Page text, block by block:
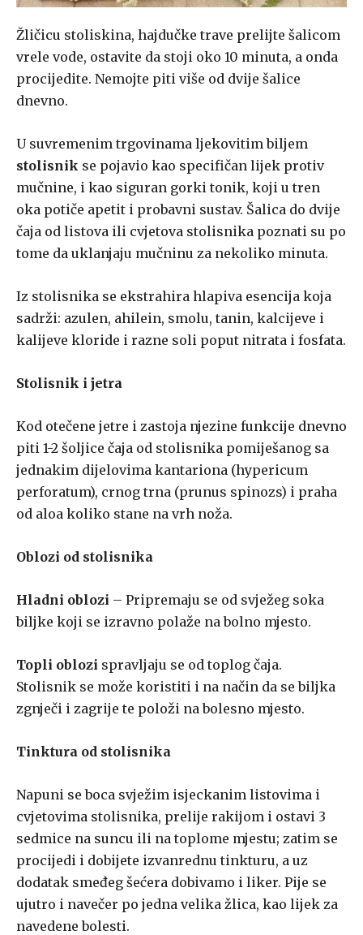
Žličicu stoliskina, hajdučke trave prelijte šalicom
vrele vode, ostavite da stoji oko 10 minuta, a onda
procijedite. Nemojte piti više od dvije šalice
dnevno.
U suvremenim trgovinama ljekovitim biljem
stolisnik se pojavio kao specifičan lijek protiv
mučnine, i kao siguran gorki tonik, koji u tren
oka potiče apetit i probavni sustav. Šalica do dvije
čaja od listova ili cvjetova stolisnika poznati su po
tome da uklanjaju mučninu za nekoliko minuta.
Iz stolisnika se ekstrahira hlapiva esencija koja
sadrži: azulen, ahilein, smolu, tanin, kalcijeve i
kalijeve kloride i razne soli poput nitrata i fosfata.
Stolisnik i jetra
Kod otečene jetre i zastoja njezine funkcije dnevno
piti 1-2 šoljice čaja od stolisnika pomiješanog sa
jednakim dijelovima kantariona (hypericum
perforatum), crnog trna (prunus spinozs) i praha
od aloa koliko stane na vrh noža.
Oblozi od stolisnika
Hladni oblozi – Pripremaju se od svježeg soka
biljke koji se izravno polaže na bolno mjesto.
Topli oblozi spravljaju se od toplog čaja.
Stolisnik se može koristiti i na način da se biljka
zgnječi i zagrije te položi na bolesno mjesto.
Tinktura od stolisnika
Napuni se boca svježim isjeckanim listovima i
cvjetovima stolisnika, prelije rakijom i ostavi 3
sedmice na suncu ili na toplome mjestu; zatim se
procijedi i dobijete izvanrednu tinkturu, a uz
dodatak smeđeg šećera dobivamo i liker. Pije se
ujutro i navečer po jedna velika žlica, kao lijek za
navedene bolesti.